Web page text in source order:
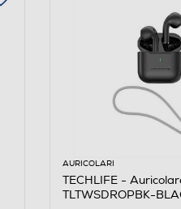
AURICOLARI
TECHLIFE -
TLTWSDROPBK-